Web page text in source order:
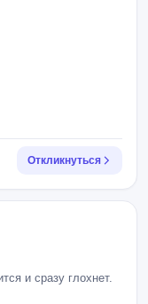
Откликнуться
и сразу глохнет.